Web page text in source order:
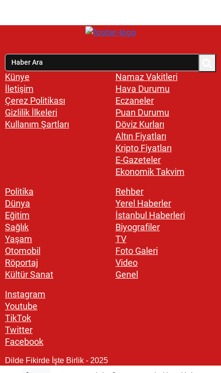
Künye
İletişim
Çerez Politikası
Gizlilik İlkeleri
Kullanım Şartları
Namaz Vakitleri
Hava Durumu
Eczaneler
Puan Durumu
Döviz Kurları
Altın Fiyatları
Kripto Fiyatları
E-Gazeteler
Ekonomik Takvim
Politika
Dünya
Eğitim
Sağlık
Yaşam
Otomobil
Röportaj
Kültür Sanat
Rehber
Yerel Haberler
İstanbul Haberleri
Biyografiler
TV
Foto Galeri
Video
Genel
Instagram
Youtube
TikTok
Twitter
Facebook
Dilde Fikirde İşte Birlik - 2025